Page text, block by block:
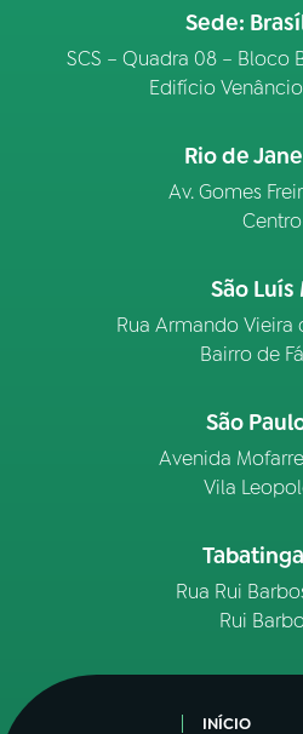
Sede:
SCS – Quadra 08 – Bloco
Edifício
Rio de
Av. Gomes
Centro
São Luís
Rua Armando Vieira
Bairro de
São
Avenida
Vila
Rua Rui
Rui
INÍCIO